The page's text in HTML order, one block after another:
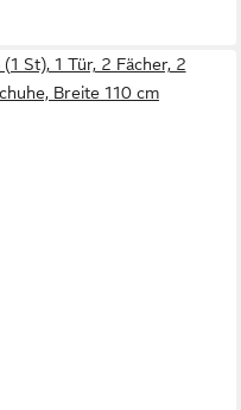
St), 1 Tür, 2 Fächer, 2
Breite 110 cm